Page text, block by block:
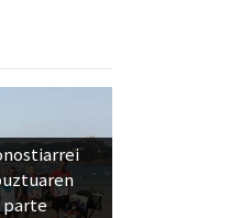
parte